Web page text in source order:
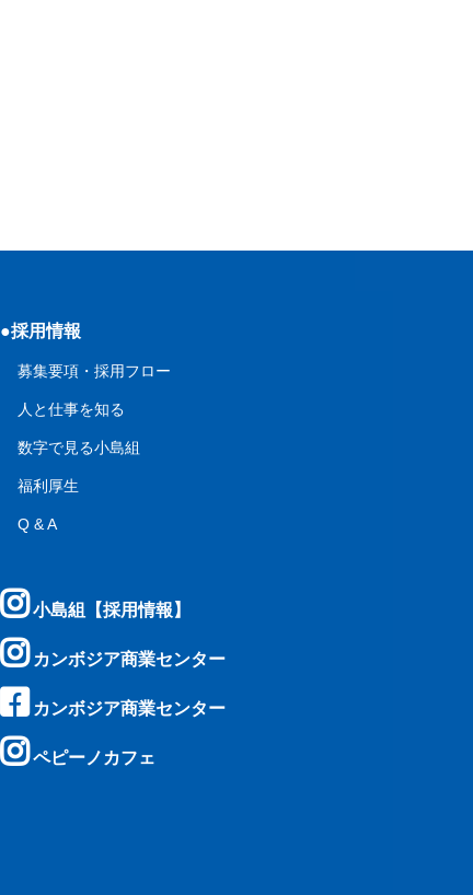
●採用情報
募集要項・採用フロー
人と仕事を知る
数字で見る小島組
福利厚生
Q & A
小島組【採用情報】
カンボジア商業センター
カンボジア商業センター
ペピーノカフェ